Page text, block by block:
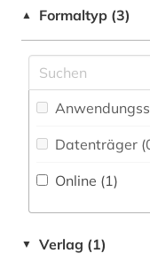
Physik (0)
▲ Formaltyp (3)
Online (1)
▼ Verlag (1)